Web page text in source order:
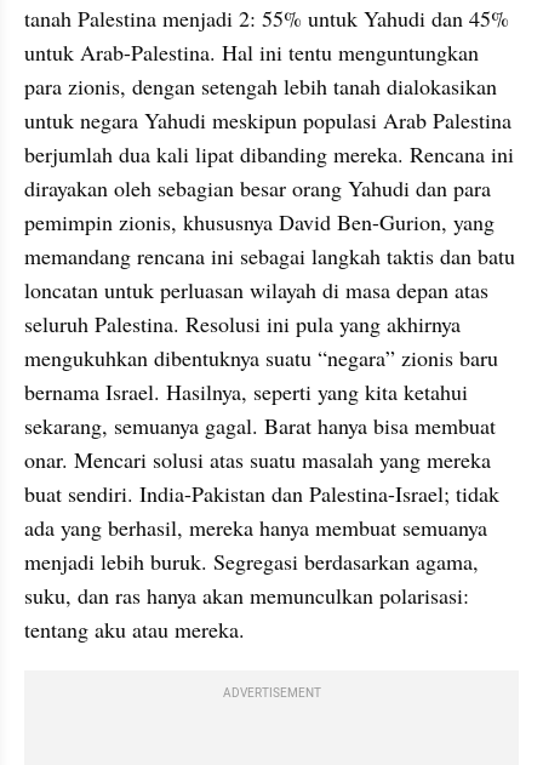
tanah Palestina menjadi 2: 55% untuk Yahudi dan 45%
untuk Arab-Palestina. Hal ini tentu menguntungkan
para zionis, dengan setengah lebih tanah dialokasikan
untuk negara Yahudi meskipun populasi Arab Palestina
berjumlah dua kali lipat dibanding mereka. Rencana ini
dirayakan oleh sebagian besar orang Yahudi dan para
pemimpin zionis, khususnya David Ben-Gurion, yang
memandang rencana ini sebagai langkah taktis dan batu
loncatan untuk perluasan wilayah di masa depan atas
seluruh Palestina. Resolusi ini pula yang akhirnya
mengukuhkan dibentuknya suatu “negara” zionis baru
bernama Israel. Hasilnya, seperti yang kita ketahui
sekarang, semuanya gagal. Barat hanya bisa membuat
onar. Mencari solusi atas suatu masalah yang mereka
buat sendiri. India-Pakistan dan Palestina-Israel; tidak
ada yang berhasil, mereka hanya membuat semuanya
menjadi lebih buruk. Segregasi berdasarkan agama,
suku, dan ras hanya akan memunculkan polarisasi:
tentang aku atau mereka.
ADVERTISEMENT